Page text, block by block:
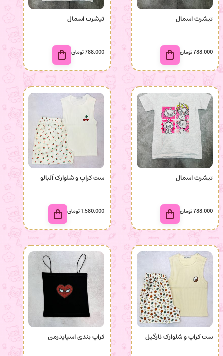
تیشرت اسمال
788.000تومان
تیشرت اسمال
788.000تومان
تیشرت اسمال
788.000تومان
ست کراپ و شلوارک آلبالو
1.580.000تومان
ست کراپ و شلوارک نارگیل کراپ بندی اسپایدرمن